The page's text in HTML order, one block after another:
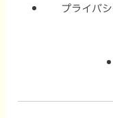
プライバ